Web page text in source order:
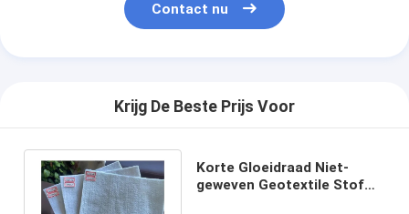
Contact nu
Krijg De Beste Prijs Voor
Korte Gloeidraad Niet-
geweven Geotextile Stof